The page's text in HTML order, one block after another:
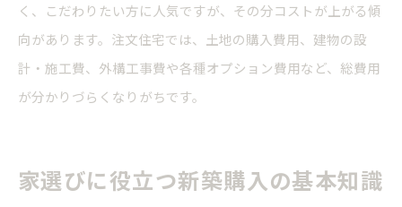
く、こだわりたい方に人気ですが、その分コストが上がる傾
向があります。注文住宅では、土地の購入費用、建物の設
計・施工費、外構工事費や各種オプション費用など、総費用
が分かりづらくなりがちです。
家選びに役立つ新築購入の基本知識